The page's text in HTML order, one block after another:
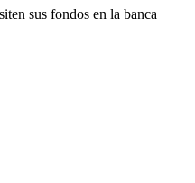
sus fondos en la banca